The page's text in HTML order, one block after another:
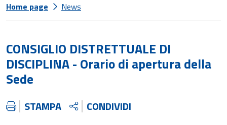
Home page News
CONSIGLIO DISTRETTUALE DI
DISCIPLINA - Orario di apertura della
Sede
STAMPA CONDIVIDI